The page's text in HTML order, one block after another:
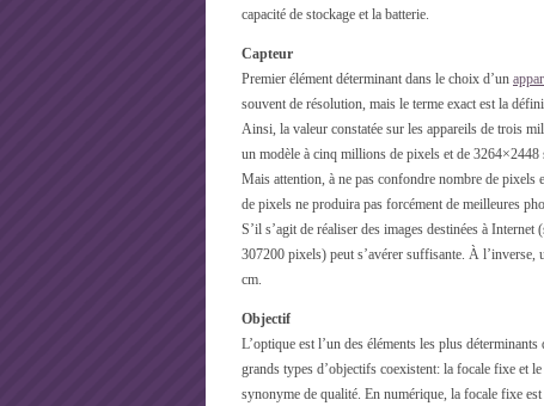
capacité de stockage et la batterie.
Capteur
Premier élément déterminant dans le choix d’un
souvent de résolution, mais le terme exact est la
Ainsi, la valeur constatée sur les appareils de trois
un modèle à cinq millions de pixels et de 3264×2448
Mais attention, à ne pas confondre nombre de pixels
de pixels ne produira pas forcément de meilleures
S’il s’agit de réaliser des images destinées à
307200 pixels) peut s’avérer suffisante. À
cm.
Objectif
L’optique est l’un des éléments les plus
grands types d’objectifs coexistent: la focale fixe et
synonyme de qualité. En numérique, la focale fixe est